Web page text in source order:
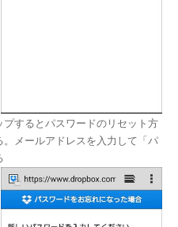
プするとパスワードのリセット方
メールアドレスを入力して「パ